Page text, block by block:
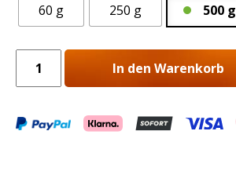
60 g 250 g 500 g
Frühjahrsblütenhonig
vom
Meißner
Menge
In den Warenkorb